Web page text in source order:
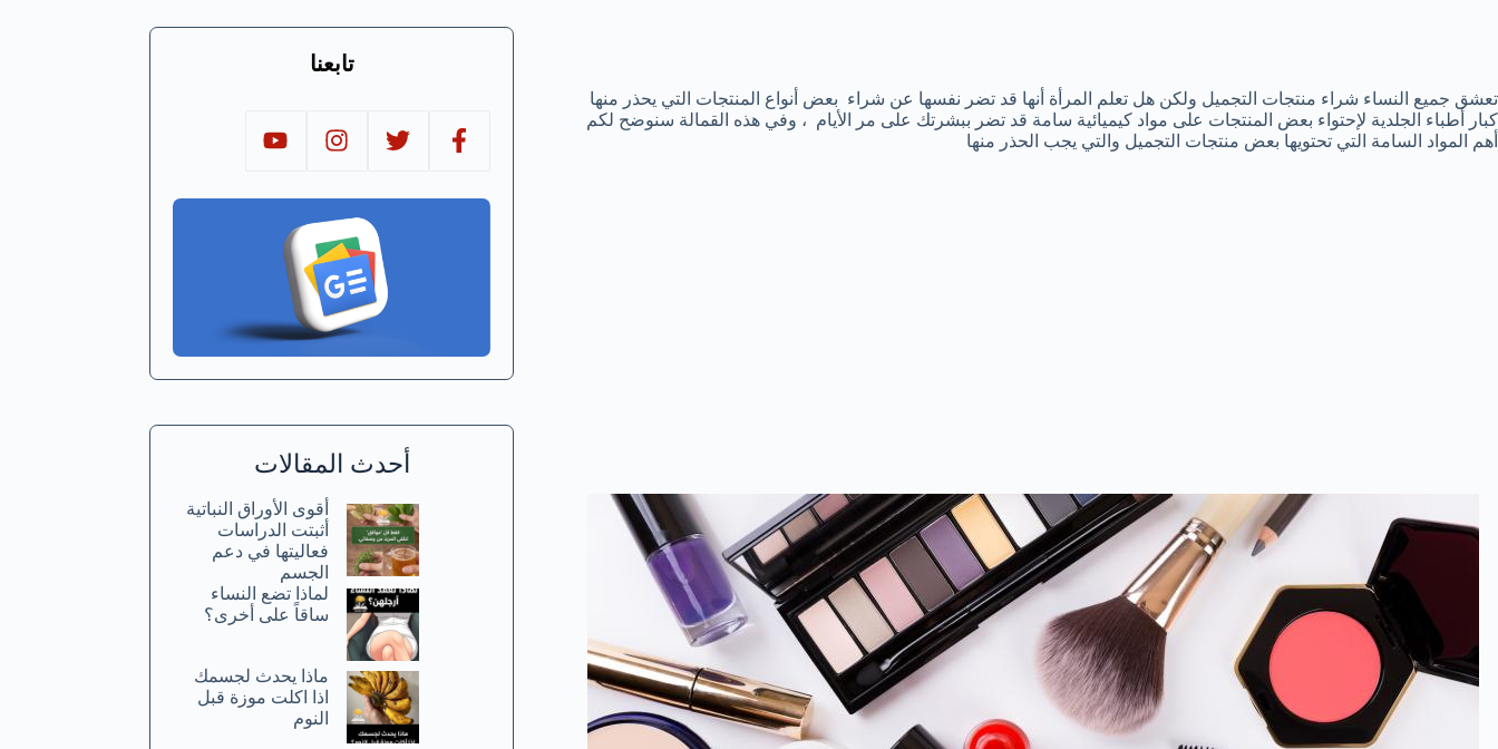
تعشق جميع النساء شراء منتجات التجميل ولكن هل تعلم المرأة أنها قد تضر نفسها عن شراء بعض أنواع المنتجات التي يحذر منها
كبار أطباء الجلدية لإحتواء بعض المنتجات على مواد كيميائية سامة قد تضر ببشرتك على مر الأيام ، وفي هذه القمالة سنوضح لكم
أهم المواد السامة التي تحتويها بعض منتجات التجميل والتي يجب الحذر منها
تابعنا
أحدث المقالات
أقوى الأوراق النباتية
أثبتت الدراسات
فعاليتها في دعم
الجسم
لماذا تضع النساء
ساقاً على أخرى؟
ماذا يحدث لجسمك
اذا اكلت موزة قبل
النوم